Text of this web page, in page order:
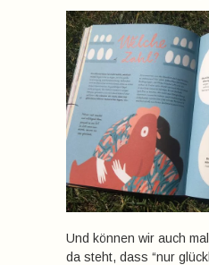
Und können wir auch
da steht, dass “nur